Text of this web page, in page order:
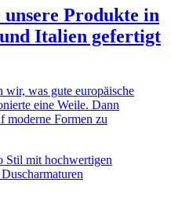
Produkte in
Italien gefertigt
was gute europäische
eine Weile. Dann
moderne Formen zu